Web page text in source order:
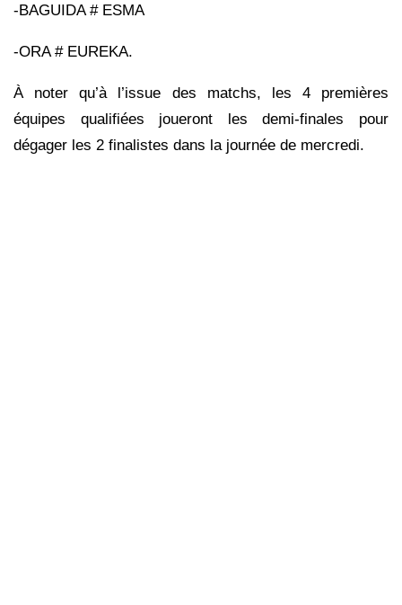
-BAGUIDA # ESMA
-ORA # EUREKA.
À noter qu’à l’issue des matchs, les 4 premières
équipes qualifiées joueront les demi-finales pour
dégager les 2 finalistes dans la journée de mercredi.